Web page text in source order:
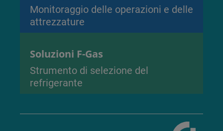
Monitoraggio delle operazioni e delle
attrezzature
Soluzioni F-Gas
Strumento di selezione del
refrigerante